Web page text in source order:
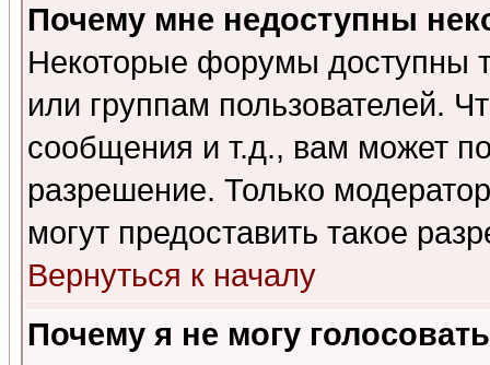
Почему мне недоступны
Некоторые форумы доступны
или группам пользователей.
сообщения и т.д., вам может
разрешение. Только
могут предоставить такое
Вернуться к началу
Почему я не могу